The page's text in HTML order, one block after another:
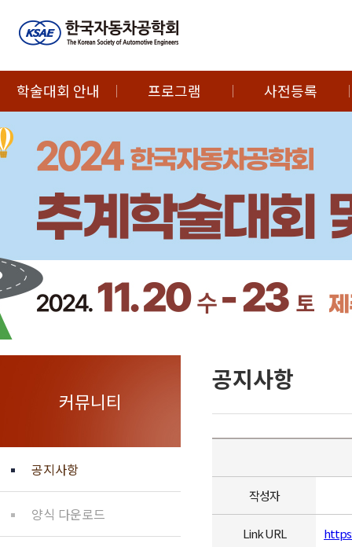
학술대회 안내 프로그램 사전등록
공지사항
커뮤니티
공지사항
양식 다운로드
작성자
Link URL